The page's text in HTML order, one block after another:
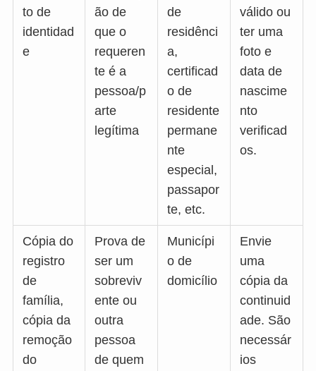
to de
identidad
e
ão de
que o
requeren
te é a
pessoa/p
arte
legítima
de
residênci
a,
certificad
o de
residente
permane
nte
especial,
passapor
te, etc.
válido ou
ter uma
foto e
data de
nascime
nto
verificad
os.
Cópia do
registro
de
família,
cópia da
remoção
do
Prova de
ser um
sobreviv
ente ou
outra
pessoa
de quem
Municípi
o de
domicílio
Envie
uma
cópia da
continuid
ade. São
necessár
ios